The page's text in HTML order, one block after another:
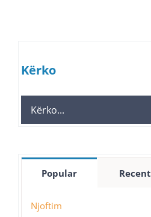
Kërko
Search
for:
Popular Recent
Njoftim